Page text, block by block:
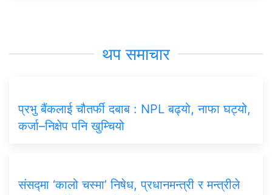
थप समाचार
प्रभु बैंकलाई चौतर्फी दबाब : NPL बढ्यो, नाफा घट्यो,
कर्जा–निक्षेप पनि खुम्चियो
संसद्मा ‘कालो चस्मा’ निषेध, प्रधानमन्त्री र मन्त्रीले